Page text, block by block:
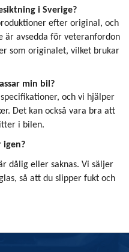
i Sverige?
efter original, och
är avsedda för veteranfordon
som originalet, vilket brukar
min bil?
och vi hjälper
Det kan också vara bra att
i bilen.
igen?
dålig eller saknas. Vi säljer
så att du slipper fukt och